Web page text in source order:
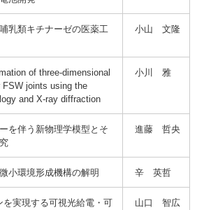
乳類キチナーゼの医薬工
小山 文隆
of three-dimensional
joints using the
and X-ray diffraction
小川 雅
を伴う新物理学模型とそ
進藤 哲央
小環境形成機構の解明 辛 英哲
を実現する可視光給電・可
山口 智広